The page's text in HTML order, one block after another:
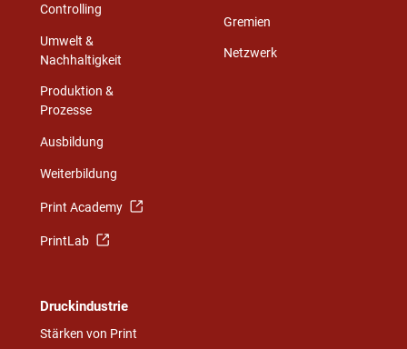
Controlling
Umwelt &
Nachhaltigkeit
Produktion &
Prozesse
Ausbildung
Weiterbildung
Print Academy
PrintLab
Gremien
Netzwerk
Druckindustrie
Stärken von Print